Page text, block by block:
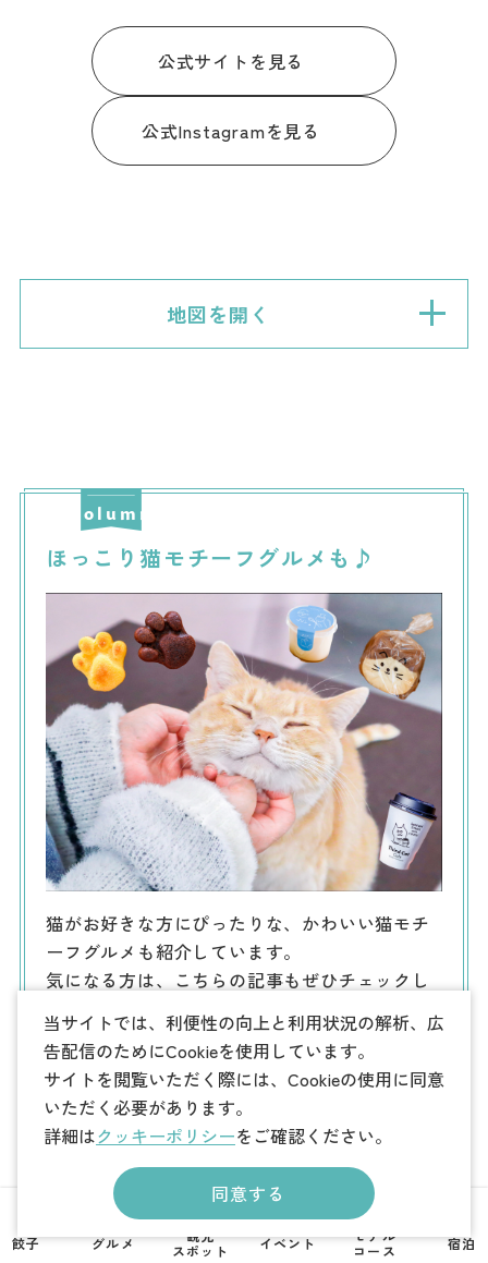
公式サイトを見る
公式Instagramを見る
地図を開く
ほっこり猫モチーフグルメも♪
猫がお好きな方にぴったりな、かわいい猫モチ
ーフグルメも紹介しています。
気になる方は、こちらの記事もぜひチェックし
かわいい猫モチーフグルメ
を見る
まとめ
餃子 グルメ
観光
スポット
イベント
モデル
コース
宿泊
当サイトでは、利便性の向上と利用状況の解析、広
告配信のためにCookieを使用しています。
サイトを閲覧いただく際には、Cookieの使用に同意
いただく必要があります。
詳細はクッキーポリシーをご確認ください。
同意する